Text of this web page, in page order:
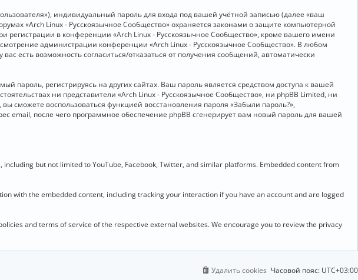
индивидуальный пароль для входа под вашей учётной записью (далее «ваш
«Arch Linux - Русскоязычное Сообщество» охраняется законами о защите компьютерной
в конференции «Arch Linux - Русскоязычное Сообщество», кроме вашего имени
администрации конференции «Arch Linux - Русскоязычное Сообщество». В любом
есть возможность согласиться/отказаться от получения сообщений, автоматически
регистрируясь на других сайтах. Ваш пароль является средством доступа к вашей
ни представители «Arch Linux - Русскоязычное Сообщество», ни phpBB Limited, ни
сможете воспользоваться функцией восстановления пароля «Забыли пароль?»,
после чего программное обеспечение phpBB сгенерирует вам новый пароль для вашей
but not limited to YouTube, Facebook, Twitter, and similar platforms. Embedded content from
with the embedded content, including tracking your interaction if you have an account and are logged
and terms of service of the respective external websites. We encourage you to review the privacy
Часовой пояс: UTC+03:00
Удалить cookies